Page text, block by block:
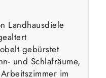
Landhausdiele
gebürstet
und Schlafräume,
im